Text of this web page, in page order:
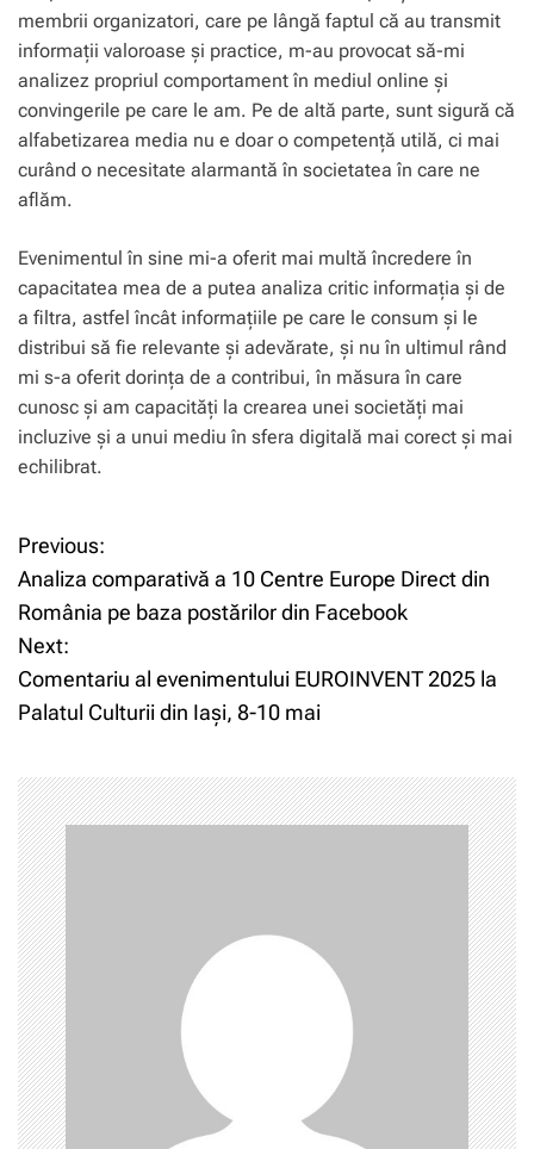
membrii organizatori, care pe lângă faptul că au transmit
informații valoroase și practice, m-au provocat să-mi
analizez propriul comportament în mediul online și
convingerile pe care le am. Pe de altă parte, sunt sigură că
alfabetizarea media nu e doar o competență utilă, ci mai
curând o necesitate alarmantă în societatea în care ne
aflăm.
Evenimentul în sine mi-a oferit mai multă încredere în
capacitatea mea de a putea analiza critic informația și de
a filtra, astfel încât informațiile pe care le consum și le
distribui să fie relevante și adevărate, și nu în ultimul rând
mi s-a oferit dorința de a contribui, în măsura în care
cunosc și am capacități la crearea unei societăți mai
incluzive și a unui mediu în sfera digitală mai corect și mai
echilibrat.
N
a
v
i
a
r
e
î
n
a
r
Previous:
Analiza comparativă a 10 Centre Europe Direct din
România pe baza postărilor din Facebook
Next:
Comentariu al evenimentului EUROINVENT 2025 la
Palatul Culturii din Iași, 8-10 mai